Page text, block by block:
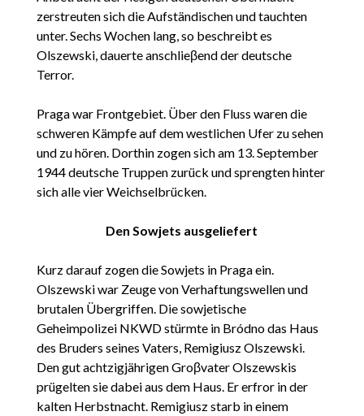
zerstreuten sich die Aufständischen und tauchten
unter. Sechs Wochen lang, so beschreibt es
Olszewski, dauerte anschlieβend der deutsche
Terror.
Praga war Frontgebiet. Über den Fluss waren die
schweren Kämpfe auf dem westlichen Ufer zu sehen
und zu hören. Dorthin zogen sich am 13. September
1944 deutsche Truppen zurück und sprengten hinter
sich alle vier Weichselbrücken.
Den Sowjets ausgeliefert
Kurz darauf zogen die Sowjets in Praga ein.
Olszewski war Zeuge von Verhaftungswellen und
brutalen Übergriffen. Die sowjetische
Geheimpolizei NKWD stürmte in Bródno das Haus
des Bruders seines Vaters, Remigiusz Olszewski.
Den gut achtzigjährigen Groβvater Olszewskis
prügelten sie dabei aus dem Haus. Er erfror in der
kalten Herbstnacht. Remigiusz starb in einem